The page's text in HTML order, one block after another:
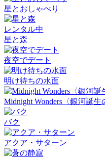
星とおしゃべり
レンタル中
星と森
夜空でデート
明け待ちの水面
Midnight Wonders〈銀河誕生
バク
アクア・サターン